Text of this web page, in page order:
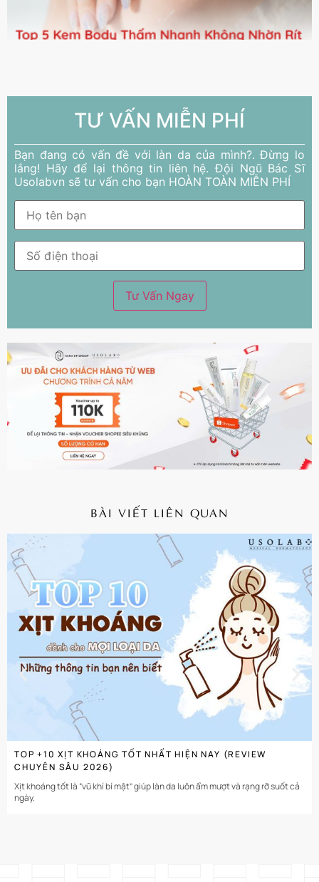
TƯ VẤN MIỄN PHÍ
Bạn đang có vấn đề với làn da của mình?. Đừng lo
lắng! Hãy để lại thông tin liên hệ. Đội Ngũ Bác Sĩ
Usolabvn sẽ tư vấn cho bạn HOÀN TOÀN MIỄN PHÍ
BÀI VIẾT LIÊN QUAN
CHI TIẾT
TOP +10 XỊT KHOÁNG TỐT NHẤT HIỆN NAY (REVIEW
CHUYÊN SÂU 2026)
Xịt khoáng tốt là “vũ khí bí mật” giúp làn da luôn ẩm mượt và rạng rỡ suốt cả
ngày.